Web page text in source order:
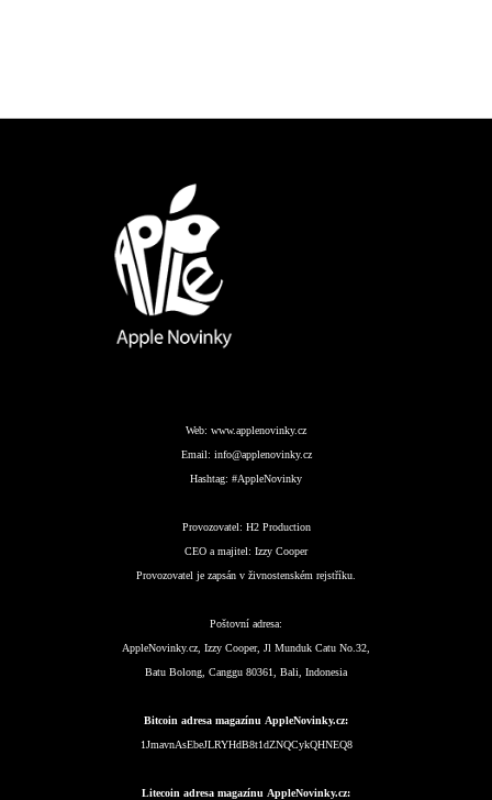
Web: www.applenovinky.cz
Email: info@applenovinky.cz
Hashtag: #AppleNovinky
Provozovatel: H2 Production
CEO a majitel: Izzy Cooper
Provozovatel je zapsán v živnostenském rejstříku.
Poštovní adresa:
AppleNovinky.cz, Izzy Cooper, Jl Munduk Catu No.32,
Batu Bolong, Canggu 80361, Bali, Indonesia
Bitcoin adresa magazínu AppleNovinky.cz:
1JmavnAsEbeJLRYHdB8t1dZNQCykQHNEQ8
Litecoin adresa magazínu AppleNovinky.cz: